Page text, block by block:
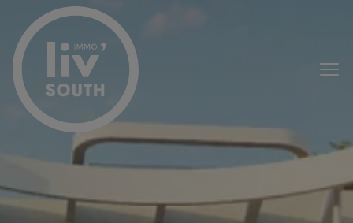
Passer le menu et aller au contenu